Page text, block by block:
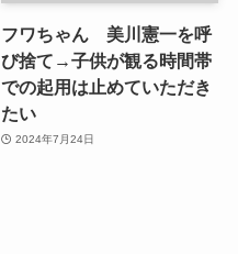
フワちゃん 美川憲一を呼
び捨て→子供が観る時間帯
での起用は止めていただき
たい
2024年7月24日